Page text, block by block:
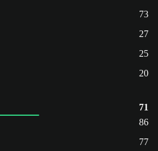
73
27
25
20
71
86
77